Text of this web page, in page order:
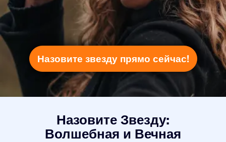
Назовите звезду прямо сейчас!
Назовите Звезду:
Волшебная и Вечная